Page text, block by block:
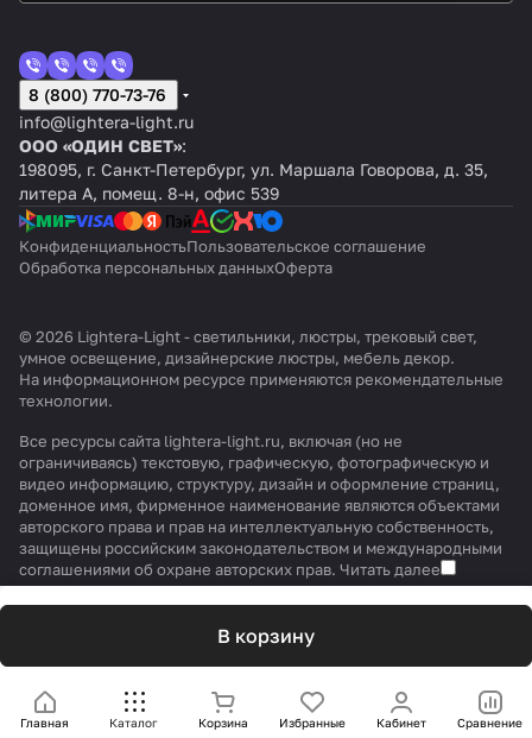
В корзину
Главная Каталог Корзина Избранные Кабинет Сравнение
8 (800) 770-73-76
info@lightera-light.ru
ООО «ОДИН СВЕТ»:
198095, г. Санкт-Петербург, ул. Маршала Говорова, д. 35,
литера А, помещ. 8-н, офис 539
КонфиденциальностьПользовательское соглашение
Обработка персональных данныхОферта
© 2026 Lightera-Light - светильники, люстры, трековый свет,
умное освещение, дизайнерские люстры, мебель декор.
На информационном ресурсе применяются рекомендательные
технологии.
Все ресурсы сайта lightera-light.ru, включая (но не
ограничиваясь) текстовую, графическую, фотографическую и
видео информацию, структуру, дизайн и оформление страниц,
доменное имя, фирменное наименование являются объектами
авторского права и прав на интеллектуальную собственность,
защищены российским законодательством и международными
соглашениями об охране авторских прав. Читать далее